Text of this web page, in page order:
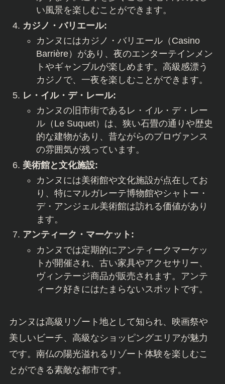
い風景を楽しむことができます。
カジノ・バリエール:
カンヌにはカジノ・バリエール（Casino
Barrière）があり、夜のエンターテインメン
トやギャンブルが楽しめます。高級感漂う
カジノで、一夜を楽しむことができます。
レ・イル・デ・レール:
カンヌの旧市街であるレ・イル・デ・レー
ル（Le Suquet）は、狭い石畳の通りや歴史
的な建物があり、昔ながらのプロヴァンス
の雰囲気が残っています。
美術館と文化施設:
カンヌには美術館や文化施設が点在してお
り、特にマルガレーテ博物館やシャトー・
デ・アンジェル美術館は訪れる価値があり
ます。
アンティーク・マーケット:
カンヌでは定期的にアンティークマーケッ
トが開催され、古い家具やアクセサリー、
ヴィンテージ商品が販売されます。アンテ
ィーク好きにはたまらないスポットです。
カンヌは高級リゾート地として知られ、映画祭や
美しいビーチ、高級なショッピングエリアが魅力
です。南仏の陽光溢れるリゾート体験を楽しむこ
とができる素敵な都市です。